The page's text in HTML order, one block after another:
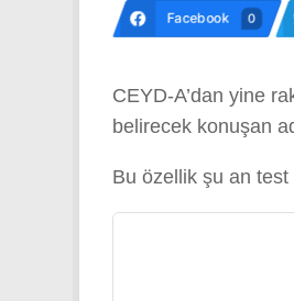
Facebook 0
CEYD-A’dan yine
belirecek konuşan
Bu özellik şu an